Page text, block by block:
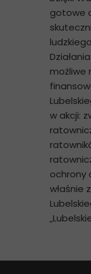
gotowe
możliwe
w akcji:
ochrony
właśnie